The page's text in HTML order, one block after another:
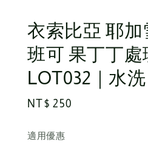
衣索比亞 耶加
班可 果丁丁處
LOT032｜水洗
Regular
NT$ 250
適用優惠